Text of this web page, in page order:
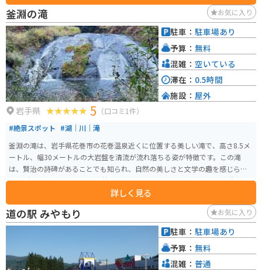
釜淵の滝 お気に入り
岩手県 5 （口コミ1件）
#絶景スポット #湖｜川｜滝
釜淵の滝は、岩手県花巻市の花巻温泉近くに位置する美しい滝で、高さ8.5メ
ートル、幅30メートルの大岩盤を清流が流れ落ちる姿が特徴です。この滝
は、賢治の詩碑があることでも知られ、自然の美しさと文学の趣を感じられ
る場所です。 滝の周辺には森林が広がり、木漏れ日の中を散策できる遊歩道
が整備されています。約20分の手軽な散策コースで、自然を満喫しながらゆ
ったりと歩くことができます。春から秋にかけては新緑や紅葉が楽しめます。
特に春の新緑の時期や秋の紅葉シーズンは、多くの観光客が訪れる人気スポ
ットです。花巻温泉から徒歩圏内にあるため、温泉旅行と合わせて訪れるの
にも最適です。駐車場から滝までは徒歩でアクセスでき、脚力に自信がない方
でも安心して楽しむことができます。
詳しく見る
駐車： 駐車場あり
予算： 無料
混雑： 空いている
滞在： 0.5時間
施設： 屋外
道の駅 みやもり お気に入り
駐車： 駐車場あり
予算： 無料
混雑： 普通